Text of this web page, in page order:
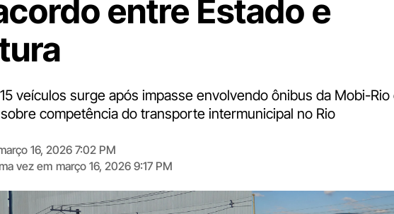
entre Estado e
veículos surge após impasse envolvendo ônibus da Mobi-Rio
competência do transporte intermunicipal no Rio
16, 2026 7:02 PM
vez em março 16, 2026 9:17 PM
Digite
aqui